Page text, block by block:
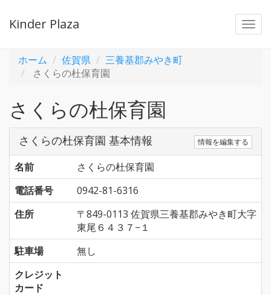
Kinder Plaza
ホーム 佐賀県
三養基郡みやき町
さくらの杜保育園
さくらの杜保育園
さくらの杜保育園 基本情報 情報を編集する
名前
さくらの杜保育園
電話番号
0942-81-6316
住所
〒849-0113 佐賀県三養基郡みやき町大字
東尾６４３７−１
駐車場
無し
クレジット
カード